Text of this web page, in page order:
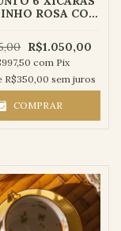
ROSA COM
R$1.050,00
com Pix
R$350,00 sem juros
COMPRAR